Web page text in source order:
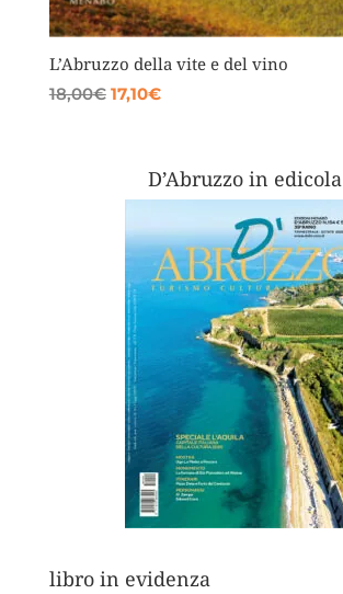
L’Abruzzo della vite e del vino
18,00€ Il
18,00€.
17,10€Il
è:
17,10€.
D’Abruzzo in edicola
libro in evidenza